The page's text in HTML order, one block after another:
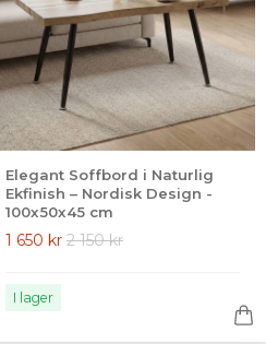
Elegant Soffbord i Naturlig
Ekfinish – Nordisk Design -
100x50x45 cm
1 650 kr 2 150 kr
I lager